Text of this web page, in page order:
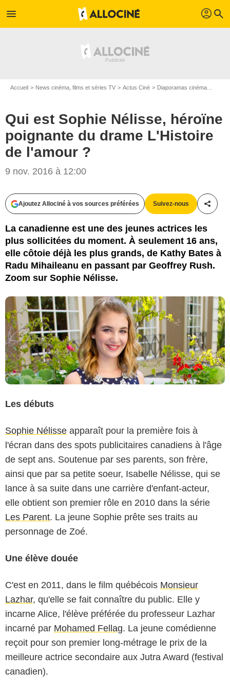
menu profil search
Accueil News cinéma, films et séries TV Actus Ciné Diaporamas cinéma
Qui est Sophie Nélisse, héroïne
poignante du drame L'Histoire
de l'amour ?
9 nov. 2016 à 12:00
Ajoutez Allociné à vos sources préférées Suivez-nous
La canadienne est une des jeunes actrices les
plus sollicitées du moment. À seulement 16 ans,
elle côtoie déjà les plus grands, de Kathy Bates à
Radu Mihaileanu en passant par Geoffrey Rush.
Zoom sur Sophie Nélisse.
Bestimage
Les débuts
Sophie Nélisse apparaît pour la première fois à
l'écran dans des spots publicitaires canadiens à l'âge
de sept ans. Soutenue par ses parents, son frère,
ainsi que par sa petite soeur, Isabelle Nélisse, qui se
lance à sa suite dans une carrière d'enfant-acteur,
elle obtient son premier rôle en 2010 dans la série
Les Parent. La jeune Sophie prête ses traits au
personnage de Zoé.
Une élève douée
C'est en 2011, dans le film québécois Monsieur
Lazhar, qu'elle se fait connaître du public. Elle y
incarne Alice, l'élève préférée du professeur Lazhar
incarné par Mohamed Fellag. La jeune comédienne
reçoit pour son premier long-métrage le prix de la
meilleure actrice secondaire aux Jutra Award (festival
canadien).